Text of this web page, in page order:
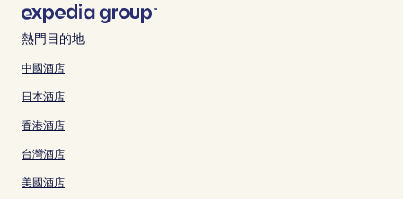
熱門目的地
中國酒店
日本酒店
香港酒店
台灣酒店
美國酒店